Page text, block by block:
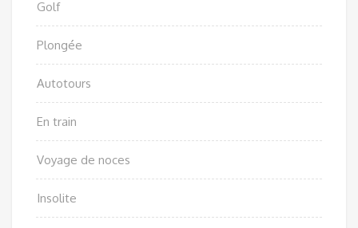
Golf
Plongée
Autotours
En train
Voyage de noces
Insolite